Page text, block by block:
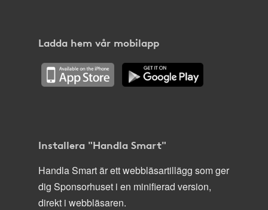
Ladda hem vår mobilapp
Installera "Handla Smart"
Handla Smart är ett webbläsartillägg som ger
dig Sponsorhuset i en minifierad version,
direkt i webbläsaren.